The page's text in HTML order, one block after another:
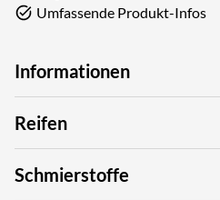
Umfassende Produkt-Infos
Informationen
Reifen
Schmierstoffe